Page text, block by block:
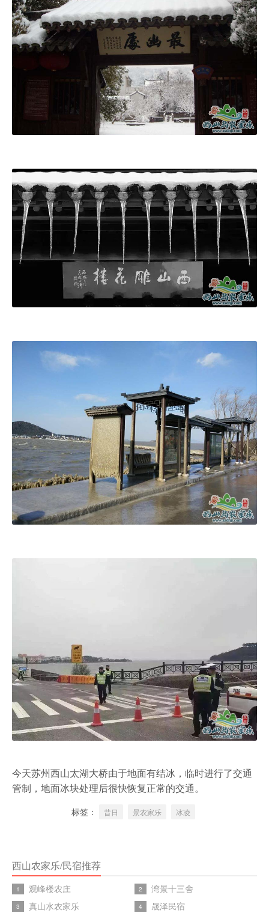
今天苏州西山太湖大桥由于地面有结冰，临时进行了交通
管制，地面冰块处理后很快恢复正常的交通。
标签： 昔日 景农家乐 冰凌
西山农家乐/民宿推荐
1 观峰楼农庄 2 湾景十三舍
3 真山水农家乐 4 晟泽民宿